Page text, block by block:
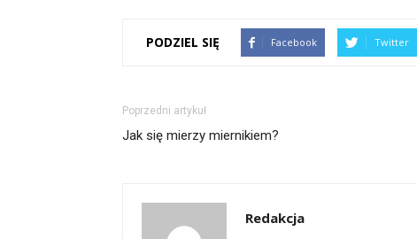
PODZIEL SIĘ Facebook Twitter
Poprzedni artykuł
Jak się mierzy miernikiem?
Redakcja